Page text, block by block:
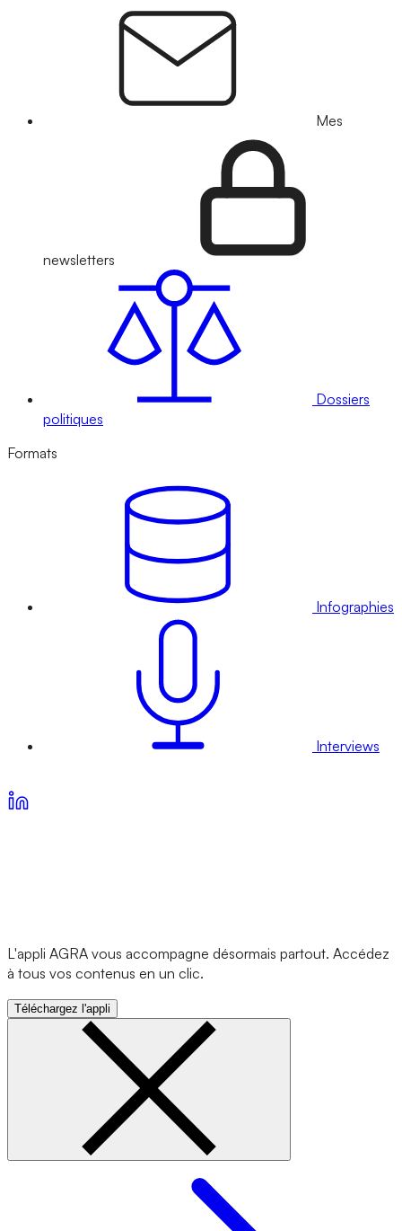
Mes
newsletters
Dossiers
politiques
Formats
Infographies
Interviews
L'appli AGRA vous accompagne désormais partout. Accédez
à tous vos contenus en un clic.
Téléchargez l'appli